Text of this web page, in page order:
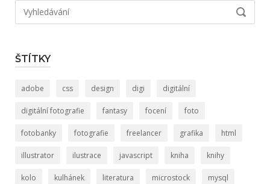
Hledat:
ŠTÍTKY
adobe css design digi digitální
digitální fotografie fantasy focení foto
fotobanky fotografie freelancer grafika html
illustrator ilustrace javascript kniha knihy
kolo kulhánek literatura microstock mysql